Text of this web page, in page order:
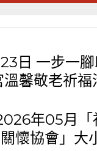
日 一步一
馨敬老祈福
年05月「
懷協會」大